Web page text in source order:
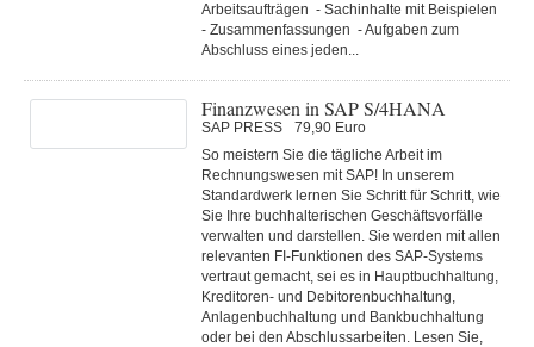
Arbeitsaufträgen - Sachinhalte mit Beispielen
- Zusammenfassungen - Aufgaben zum
Abschluss eines jeden...
Finanzwesen in SAP S/4HANA
SAP PRESS
79,90 Euro
So meistern Sie die tägliche Arbeit im
Rechnungswesen mit SAP! In unserem
Standardwerk lernen Sie Schritt für Schritt, wie
Sie Ihre buchhalterischen Geschäftsvorfälle
verwalten und darstellen. Sie werden mit allen
relevanten FI-Funktionen des SAP-Systems
vertraut gemacht, sei es in Hauptbuchhaltung,
Kreditoren- und Debitorenbuchhaltung,
Anlagenbuchhaltung und Bankbuchhaltung
oder bei den Abschlussarbeiten. Lesen Sie,